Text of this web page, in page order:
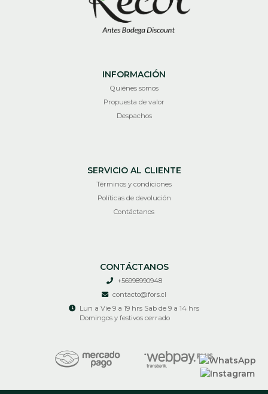
INFORMACIÓN
Quiénes somos
Propuesta de valor
Despachos
SERVICIO AL CLIENTE
Términos y condiciones
Políticas de devolución
Contáctanos
CONTÁCTANOS
+56998990948
contacto@fors.cl
Lun a Vie 9 a 19 hrs Sab de 9 a 14 hrs
Domingos y festivos cerrado